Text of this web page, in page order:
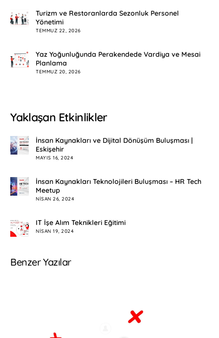
Turizm ve Restoranlarda Sezonluk Personel
Yönetimi
TEMMUZ 22, 2026
Yaz Yoğunluğunda Perakendede Vardiya ve Mesai
Planlama
TEMMUZ 20, 2026
Yaklaşan Etkinlikler
İnsan Kaynakları ve Dijital Dönüşüm Buluşması |
Eskişehir
MAYIS 16, 2024
İnsan Kaynakları Teknolojileri Buluşması – HR Tech
Meetup
NISAN 26, 2024
IT İşe Alım Teknikleri Eğitimi
NISAN 19, 2024
Benzer Yazılar